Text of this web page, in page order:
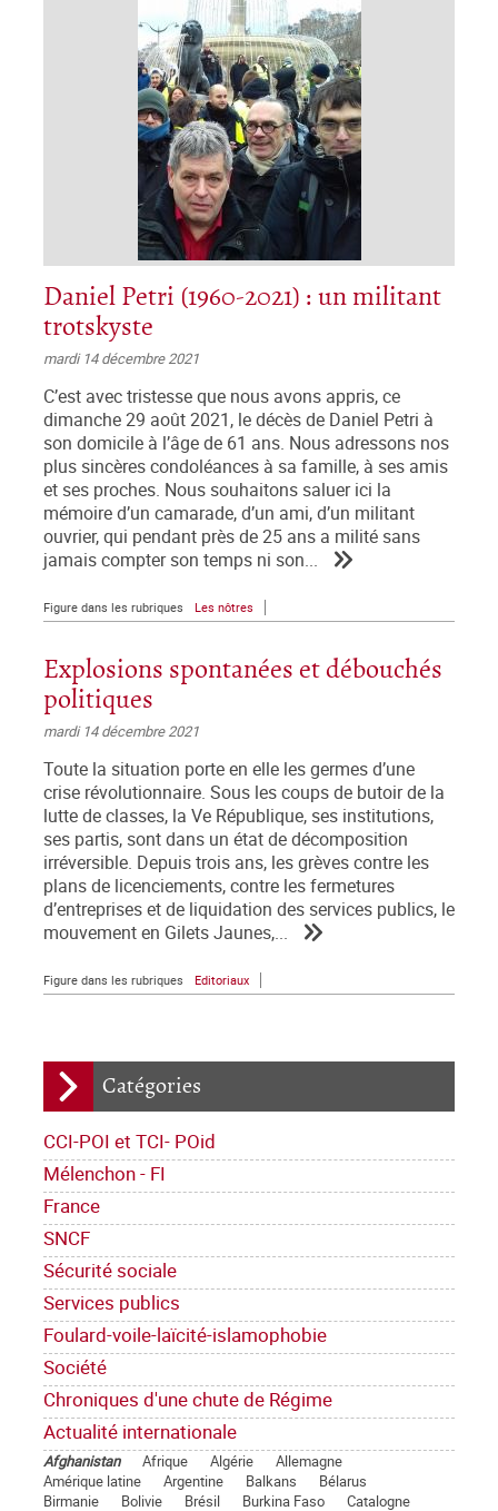
Catégories
CCI-POI et TCI- POid
Mélenchon - FI
France
SNCF
Sécurité sociale
Services publics
Foulard-voile-laïcité-islamophobie
Société
Chroniques d'une chute de Régime
Actualité internationale
Afghanistan Afrique Algérie
Allemagne
Amérique latine
Argentine Balkans
Bélarus
Birmanie
Bolivie Brésil Burkina Faso
Catalogne
Daniel Petri (1960-2021) : un militant
trotskyste
mardi 14 décembre 2021
C’est avec tristesse que nous avons appris, ce
dimanche 29 août 2021, le décès de Daniel Petri à
son domicile à l’âge de 61 ans. Nous adressons nos
plus sincères condoléances à sa famille, à ses amis
et ses proches. Nous souhaitons saluer ici la
mémoire d’un camarade, d’un ami, d’un militant
ouvrier, qui pendant près de 25 ans a milité sans
jamais compter son temps ni son...
Figure dans les rubriques Les nôtres
Explosions spontanées et débouchés
politiques
mardi 14 décembre 2021
Toute la situation porte en elle les germes d’une
crise révolutionnaire. Sous les coups de butoir de la
lutte de classes, la Ve République, ses institutions,
ses partis, sont dans un état de décomposition
irréversible. Depuis trois ans, les grèves contre les
plans de licenciements, contre les fermetures
d’entreprises et de liquidation des services publics, le
mouvement en Gilets Jaunes,...
Figure dans les rubriques Editoriaux